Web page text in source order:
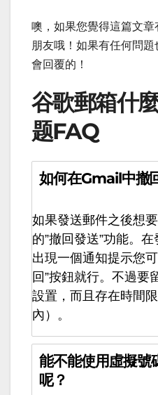
噢，如果您覺得這篇文
朋友哦！如果有任何問
會回覆的！
谷歌郵箱什
题FAQ
如何在Gmail中撤
如果發送郵件之後想
的”撤回發送”功能。
出現一個通知提示您
回”按鈕就行。不過要
設置，而且存在時間
內）。
能不能使用虛擬號
呢？